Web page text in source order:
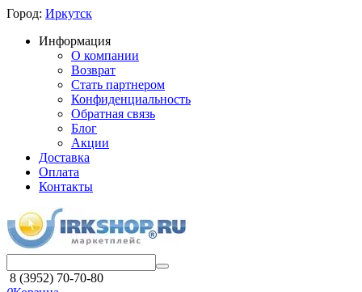
Город: Иркутск
Информация
О компании
Возврат
Стать партнером
Конфиденциальность
Обратная связь
Блог
Акции
Доставка
Оплата
Контакты
8 (3952) 70-70-80